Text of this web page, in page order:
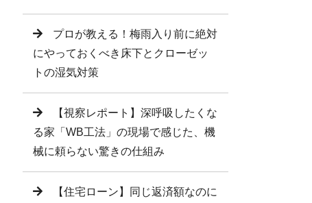
プロが教える！梅雨入り前に絶対
にやっておくべき床下とクローゼッ
トの湿気対策
【視察レポート】深呼吸したくな
る家「WB工法」の現場で感じた、機
械に頼らない驚きの仕組み
【住宅ローン】同じ返済額なのに